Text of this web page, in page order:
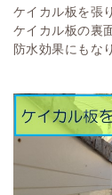
ケイカル板を張
ケイカル板の裏
防水効果にもな